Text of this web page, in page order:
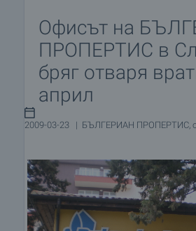
Офисът на
ПРОПЕРТИС в
бряг отваря
април
2009-03-23 | БЪЛГЕРИАН ПРОПЕРТИС,